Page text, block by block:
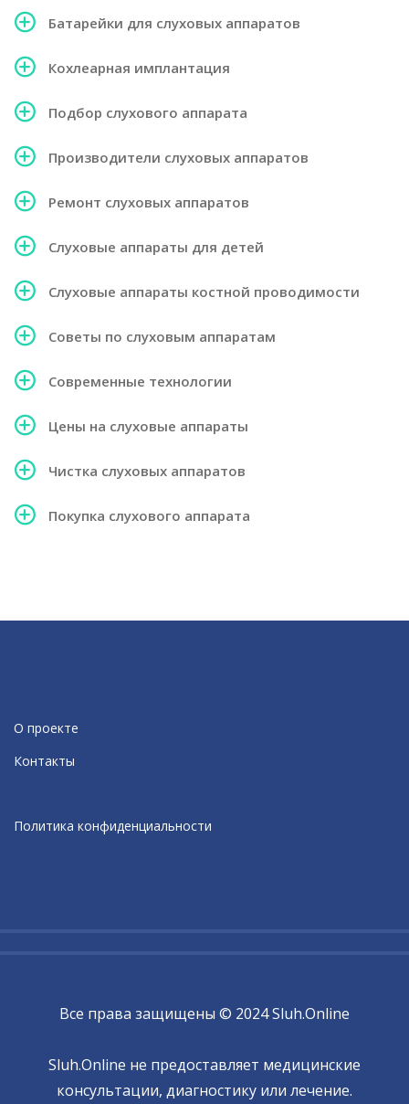
Батарейки для слуховых аппаратов
Кохлеарная имплантация
Подбор слухового аппарата
Производители слуховых аппаратов
Ремонт слуховых аппаратов
Слуховые аппараты для детей
Слуховые аппараты костной проводимости
Советы по слуховым аппаратам
Современные технологии
Цены на слуховые аппараты
Чистка слуховых аппаратов
Покупка слухового аппарата
О проекте
Контакты
Политика конфиденциальности
Все права защищены © 2024 Sluh.Online
Sluh.Online не предоставляет медицинские
консультации, диагностику или лечение.